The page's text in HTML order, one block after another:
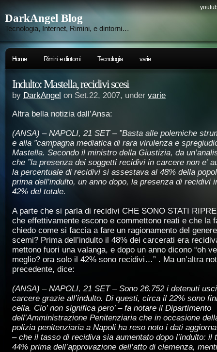
DarkAngel Blog
Tecnologia, Internet, Rimini, e dintorni…
Home Rimini e dintorni Tecnologia varie
Indulto: Mastella, recidivi scesi
by DarkAngel on Set.22, 2007, under varie
Altra bella notizia dall’Ansa:
(ANSA) – NAPOLI, 21 SET – ”Basta alle polemiche
e alla ”campagna mediatica di rara virulenza e
Mastella. Secondo il ministro della Giustizia, da
che ”la presenza dei soggetti recidivi in carcere non e’
la percentuale di recidivi si assestava al 48% della
prima dell’indulto, un anno dopo, la presenza di recidivi
42% del totale.
A parte che si parla di recidivi CHE SONO STATI
che effettivamente escono e commettono reati e che la
chiedo come si faccia a fare un ragionamento del
scemi? Prima dell’indulto il 48% dei carcerati era
mettono fuori una valanga, e dopo un anno dicono “oh
meglio? ora solo il 42% sono recidivi…” . Ma un’altra
precedente, dice:
(ANSA) – NAPOLI, 21 SET – Sono 26.752 i detenuti
carcere grazie all’indulto. Di questi, circa il 22% sono
cella. Cio’ non significa pero’ – fa notare il Dipartimento
dell’Amministrazione Penitenziaria che in occasione
polizia penitenziaria a Napoli ha reso noto i dati
– che il tasso di recidiva sia aumentato dopo l’indulto: il
44% prima dell’approvazione dell’atto di clemenza,